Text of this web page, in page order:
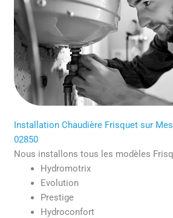
Installation Chaudière Frisquet sur
02850
Nous installons tous les modèles
Hydromotrix
Evolution
Prestige
Hydroconfort